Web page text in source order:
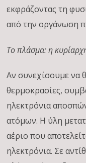
εκφράζοντας τη
από την οργάνωση
Το πλάσμα: η
Αν συνεχίσουμε να
θερμοκρασίες,
ηλεκτρόνια
ατόμων. Η ύλη
αέριο που
ηλεκτρόνια. Σε